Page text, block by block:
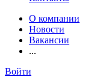
О компании
Новости
Вакансии
...
Войти